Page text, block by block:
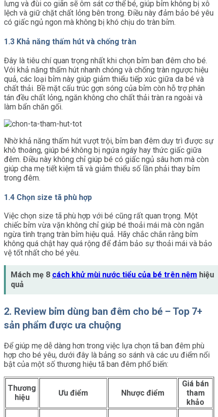
lưng và đùi co giãn sẽ ôm sát cơ thể bé, giúp bỉm không bị xô
lệch và giữ chặt chất lỏng bên trong. Điều này đảm bảo bé yêu
có giấc ngủ ngon mà không bị khó chịu do tràn bỉm.
1.3 Khả năng thấm hút và chống tràn
Đây là tiêu chí quan trọng nhất khi chọn bỉm ban đêm cho bé.
Với khả năng thấm hút nhanh chóng và chống tràn ngược hiệu
quả, các loại bỉm này giúp giảm thiểu tiếp xúc giữa da bé và
chất thải. Bề mặt cấu trúc gợn sóng của bỉm còn hỗ trợ phân
tán đều chất lỏng, ngăn không cho chất thải tràn ra ngoài và
làm bẩn chăn gối.
Nhờ khả năng thấm hút vượt trội, bỉm ban đêm duy trì được sự
khô thoáng, giúp bé không bị ngứa ngáy hay thức giấc giữa
đêm. Điều này không chỉ giúp bé có giấc ngủ sâu hơn mà còn
giúp cha mẹ tiết kiệm tã và giảm thiểu số lần phải thay bỉm
trong đêm.
1.4 Chọn size tã phù hợp
Việc chọn size tã phù hợp với bé cũng rất quan trọng. Một
chiếc bỉm vừa vặn không chỉ giúp bé thoải mái mà còn ngăn
ngừa tình trạng tràn bỉm hiệu quả. Hãy chắc chắn rằng bỉm
không quá chật hay quá rộng để đảm bảo sự thoải mái và bảo
vệ tốt nhất cho bé yêu.
Mách mẹ 8 cách khử mùi nước tiểu của bé trên nệm hiệu
quả
2. Review bỉm dùng ban đêm cho bé – Top 7+
sản phẩm được ưa chuộng
Để giúp mẹ dễ dàng hơn trong việc lựa chọn tã ban đêm phù
hợp cho bé yêu, dưới đây là bảng so sánh và các ưu điểm nổi
bật của một số thương hiệu tã ban đêm phổ biến:
Thương
hiệu
Ưu điểm Nhược điểm
Giá bán
tham
khảo